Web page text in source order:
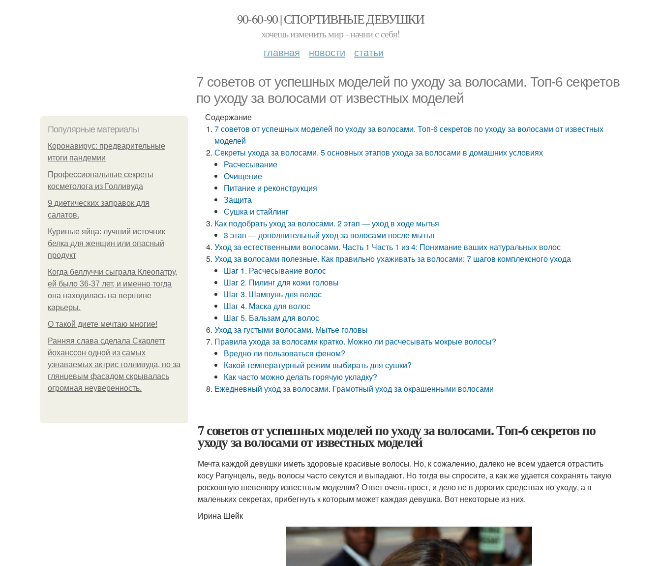
90-60-90 | СПОРТИВНЫЕ ДЕВУШКИ
хочешь изменить мир - начни с себя!
главная новости статьи
7 советов от успешных моделей по уходу за волосами. Топ-6 секретов
по уходу за волосами от известных моделей
Популярные материалы
Коронавирус: предварительные
итоги пандемии
Профессиональные секреты
косметолога из Голливуда
9 диетических заправок для
салатов.
Куриные яйца: лучший источник
белка для женщин или опасный
продукт
Когда беллуччи сыграла Клеопатру,
ей было 36-37 лет, и именно тогда
она находилась на вершине
карьеры.
О такой диете мечтаю многие!
Ранняя слава сделала Скарлетт
йоханссон одной из самых
узнаваемых актрис голливуда, но за
глянцевым фасадом скрывалась
огромная неуверенность.
Содержание
7 советов от успешных моделей по уходу за волосами. Топ-6 секретов по уходу за волосами от известных
моделей
Секреты ухода за волосами. 5 основных этапов ухода за волосами в домашних условиях
Расчесывание
Очищение
Питание и реконструкция
Защита
Сушка и стайлинг
Как подобрать уход за волосами. 2 этап — уход в ходе мытья
3 этап — дополнительный уход за волосами после мытья
Уход за естественными волосами. Часть 1 Часть 1 из 4: Понимание ваших натуральных волос
Уход за волосами полезные. Как правильно ухаживать за волосами: 7 шагов комплексного ухода
Шаг 1. Расчесывание волос
Шаг 2. Пилинг для кожи головы
Шаг 3. Шампунь для волос
Шаг 4. Маска для волос
Шаг 5. Бальзам для волос
Уход за густыми волосами. Мытье головы
Правила ухода за волосами кратко. Можно ли расчесывать мокрые волосы?
Вредно ли пользоваться феном?
Какой температурный режим выбирать для сушки?
Как часто можно делать горячую укладку?
Ежедневный уход за волосами. Грамотный уход за окрашенными волосами
7 советов от успешных моделей по уходу за волосами. Топ-6 секретов по
уходу за волосами от известных моделей
Мечта каждой девушки иметь здоровые красивые волосы. Но, к сожалению, далеко не всем удается отрастить
косу Рапунцель, ведь волосы часто секутся и выпадают. Но тогда вы спросите, а как же удается сохранять такую
роскошную шевелюру известным моделям? Ответ очень прост, и дело не в дорогих средствах по уходу, а в
маленьких секретах, прибегнуть к которым может каждая девушка. Вот некоторые из них.
Ирина Шейк